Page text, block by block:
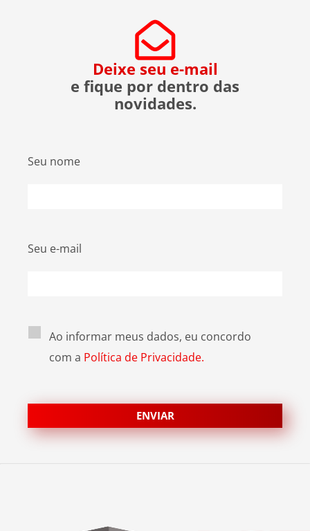
Deixe seu e-mail
e fique por dentro das
novidades.
Seu nome
Seu e-mail
Ao informar meus dados, eu concordo
com a Política de Privacidade.